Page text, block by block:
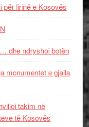
për lirinë e Kosovës
dhe ndryshoi botën
monumentet e gjalla
takim në
të Kosovës